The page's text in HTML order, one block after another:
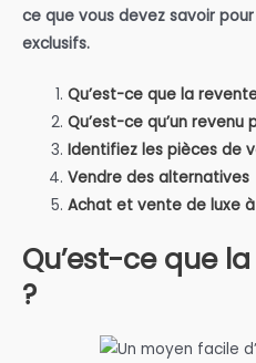
ce que vous devez savoir
exclusifs.
Qu’est-ce que la
Qu’est-ce qu’un revenu
Identifiez les pièces de
Vendre des alternatives
Achat et vente de luxe
Qu’est-ce que
?